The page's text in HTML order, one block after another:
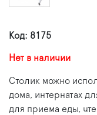
Код: 8175
Нет в наличии
Столик можно
дома, интернатах
для приема еды,